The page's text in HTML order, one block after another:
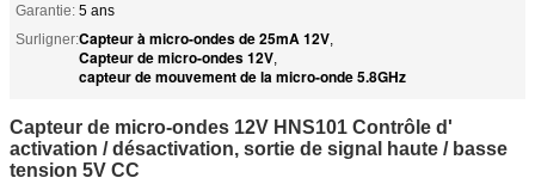
Garantie: 5 ans
Surligner:Capteur à micro-ondes de 25mA 12V,
Capteur de micro-ondes 12V,
capteur de mouvement de la micro-onde 5.8GHz
Capteur de micro-ondes 12V HNS101 Contrôle d'
activation / désactivation, sortie de signal haute / basse
tension 5V CC